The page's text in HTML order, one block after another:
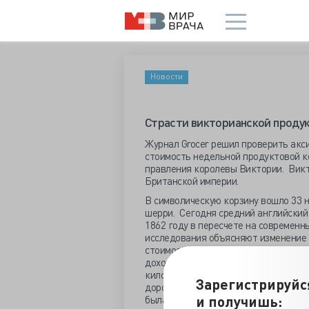
и получишь:
Новости
Страсти викторианской
Журнал Grocer решил проверить
стоимость недельной продуктовой
правления королевы Виктории.
Британской империи.
В символическую корзину вошло 33
шерри. Сегодня средний
1862 году в пересчете на
исследования объясняют изменение
стоимости продуктов увеличением
доходов и ростом импорта. 150 лет
килограмм винограда стоил на 7 419%
дороже, чем сейчас, а стоимость дыни
была примерно на 5 971% выше.